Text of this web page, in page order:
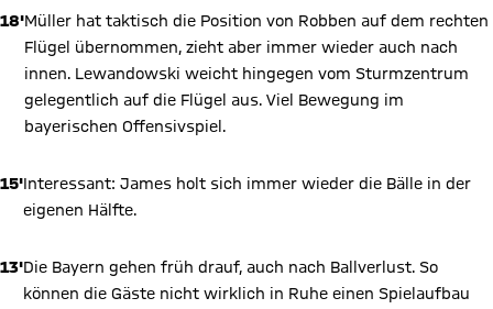
18'Müller hat taktisch die Position von Robben auf dem rechten
Flügel übernommen, zieht aber immer wieder auch nach
innen. Lewandowski weicht hingegen vom Sturmzentrum
gelegentlich auf die Flügel aus. Viel Bewegung im
bayerischen Offensivspiel.
15'Interessant: James holt sich immer wieder die Bälle in der
eigenen Hälfte.
13'Die Bayern gehen früh drauf, auch nach Ballverlust. So
können die Gäste nicht wirklich in Ruhe einen Spielaufbau